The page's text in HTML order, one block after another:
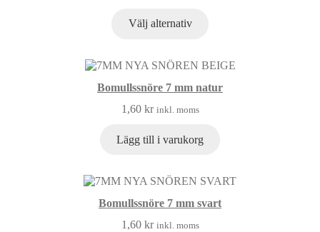
Välj alternativ
Bomullssnöre 7 mm natur
1,60 kr inkl. moms
Lägg till i varukorg
Bomullssnöre 7 mm svart
1,60 kr inkl. moms